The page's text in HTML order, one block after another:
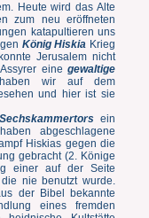
Heute wird das Alte
zum neu eröffneten
katapultieren uns
König Hiskia Krieg
Jerusalem nicht
eine gewaltige
wir auf dem
und hier ist sie
Sechskammertors ein
abgeschlagene
Hiskias gegen die
gebracht (2. Könige
einer auf der Seite
nie benutzt wurde.
der Bibel bekannte
eines fremden